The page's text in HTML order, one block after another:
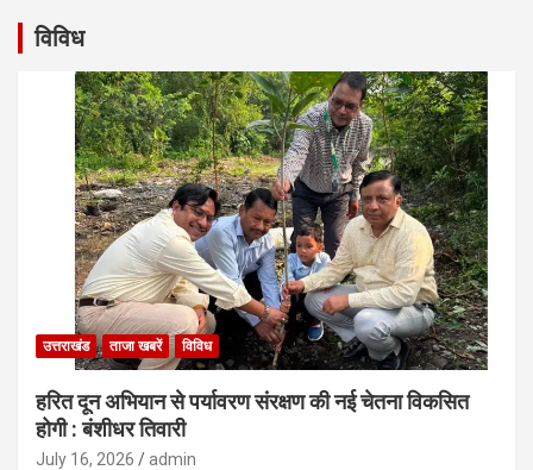
विविध
उत्तराखंड ताजा खबरें विविध
हरित दून अभियान से पर्यावरण संरक्षण की नई चेतना विकसित
होगी : बंशीधर तिवारी
July 16, 2026 admin